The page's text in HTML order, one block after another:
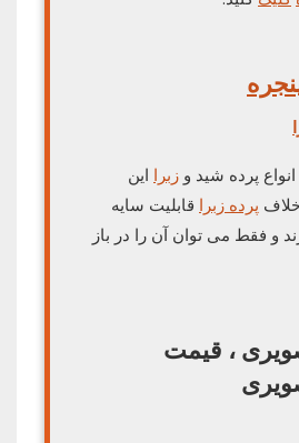
پرده شید و زبرا این
پرده زبرا قابلیت سایه
و فقط می توان آن را در باز
، قیمت